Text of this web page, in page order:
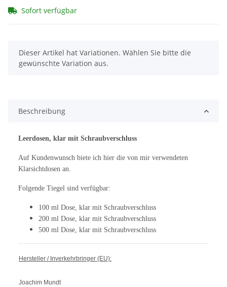
Sofort verfügbar
x
Dieser Artikel hat Variationen. Wählen Sie bitte die
gewünschte Variation aus.
Beschreibung
Leerdosen, klar mit Schraubverschluss
Auf Kundenwunsch biete ich hier die von mir verwendeten
Klarsichtdosen an.
Folgende Tiegel sind verfügbar:
100 ml Dose, klar mit Schraubverschluss
200 ml Dose, klar mit Schraubverschluss
500 ml Dose, klar mit Schraubverschluss
Hersteller / Inverkehrbringer (EU):
Joachim Mundt